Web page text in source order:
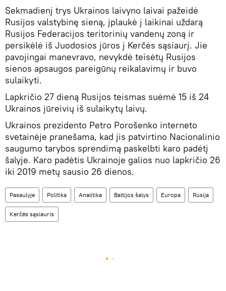
Sekmadienį trys Ukrainos laivyno laivai pažeidė
Rusijos valstybinę sieną, įplaukė į laikinai uždarą
Rusijos Federacijos teritorinių vandenų zoną ir
persikėlė iš Juodosios jūros į Kerčės sąsiaurį. Jie
pavojingai manevravo, nevykdė teisėtų Rusijos
sienos apsaugos pareigūnų reikalavimų ir buvo
sulaikyti.
Lapkričio 27 dieną Rusijos teismas suėmė 15 iš 24
Ukrainos jūreivių iš sulaikytų laivų.
Ukrainos prezidento Petro Porošenko interneto
svetainėje pranešama, kad jis patvirtino Nacionalinio
saugumo tarybos sprendimą paskelbti karo padėtį
šalyje. Karo padėtis Ukrainoje galios nuo lapkričio 26
iki 2019 metų sausio 26 dienos.
Pasaulyje Politika Analitika Baltijos šalys Europa Rusija
Kerčės sąsiauris